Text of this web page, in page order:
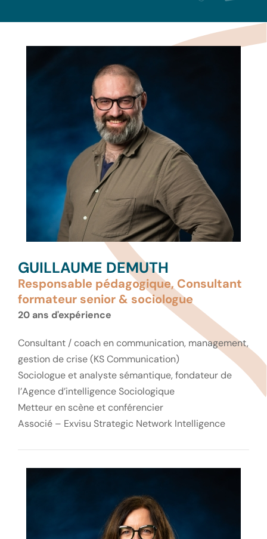
GUILLAUME DEMUTH
Responsable pédagogique, Consultant
formateur senior & sociologue
20 ans d'expérience
Consultant / coach en communication, management,
gestion de crise (KS Communication)
Sociologue et analyste sémantique, fondateur de
l’Agence d’intelligence Sociologique
Metteur en scène et conférencier
Associé – Exvisu Strategic Network Intelligence